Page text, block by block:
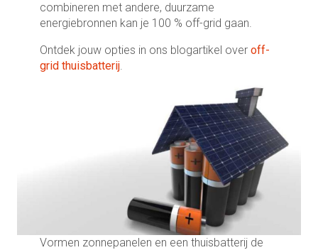
combineren met andere, duurzame
energiebronnen kan je 100 % off-grid gaan.
Ontdek jouw opties in ons blogartikel over off-
grid thuisbatterij.
Vormen zonnepanelen en een thuisbatterij de